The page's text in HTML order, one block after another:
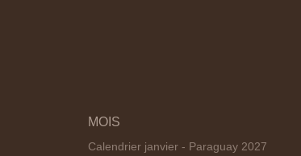
MOIS
Calendrier janvier - Paraguay 2027